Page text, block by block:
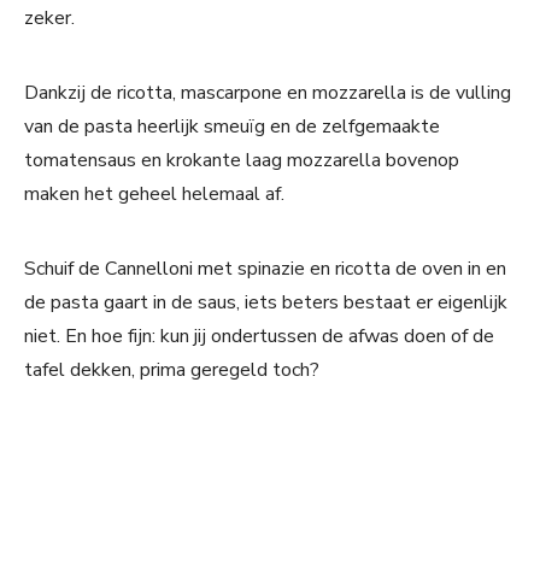
zeker.
Dankzij de ricotta, mascarpone en mozzarella is de vulling
van de pasta heerlijk smeuïg en de zelfgemaakte
tomatensaus en krokante laag mozzarella bovenop
maken het geheel helemaal af.
Schuif de Cannelloni met spinazie en ricotta de oven in en
de pasta gaart in de saus, iets beters bestaat er eigenlijk
niet. En hoe fijn: kun jij ondertussen de afwas doen of de
tafel dekken, prima geregeld toch?